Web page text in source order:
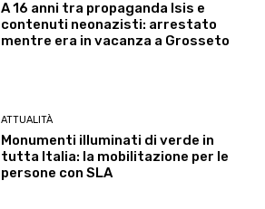
A 16 anni tra propaganda Isis e
contenuti neonazisti: arrestato
mentre era in vacanza a Grosseto
ATTUALITÀ
Monumenti illuminati di verde in
tutta Italia: la mobilitazione per le
persone con SLA